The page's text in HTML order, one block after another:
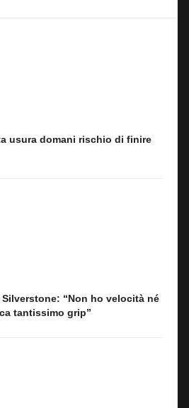
usura domani rischio di finire
“Non ho velocità né
tantissimo grip”